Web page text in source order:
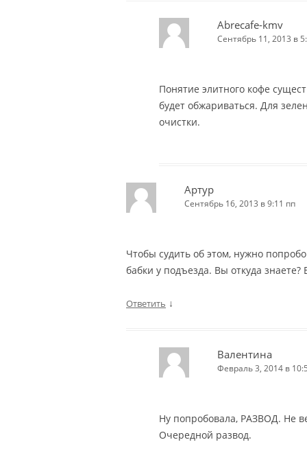
Abrecafe-kmv
Сентябрь 11, 2013 в
Понятие элитного кофе
будет обжариваться. Для
очистки.
Артур
Сентябрь 16, 2013 в 9:11 пп
Чтобы судить об этом, нужно
бабки у подъезда. Вы откуда
Ответить ↓
Валентина
Февраль 3, 2014 в
Ну попробовала, РАЗВОД. Не
Очередной развод.